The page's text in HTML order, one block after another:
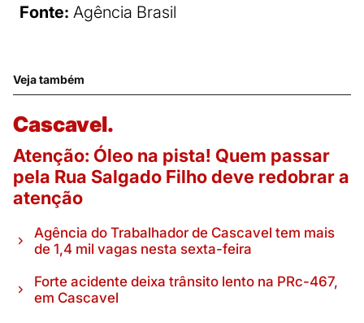
Fonte: Agência Brasil
Veja também
Cascavel.
Atenção: Óleo na pista! Quem passar
pela Rua Salgado Filho deve redobrar a
atenção
Agência do Trabalhador de Cascavel tem mais
de 1,4 mil vagas nesta sexta-feira
Forte acidente deixa trânsito lento na PRc-467,
em Cascavel